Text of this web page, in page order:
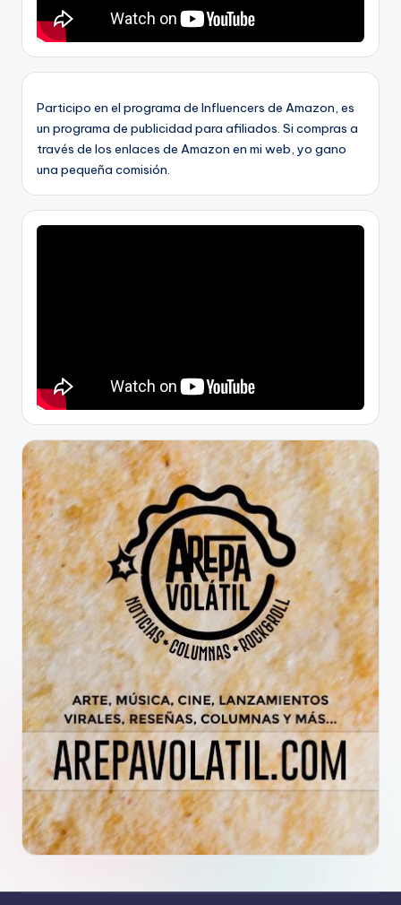
Participo en el programa de Influencers de Amazon, es
un programa de publicidad para afiliados. Si compras a
través de los enlaces de Amazon en mi web, yo gano
una pequeña comisión.